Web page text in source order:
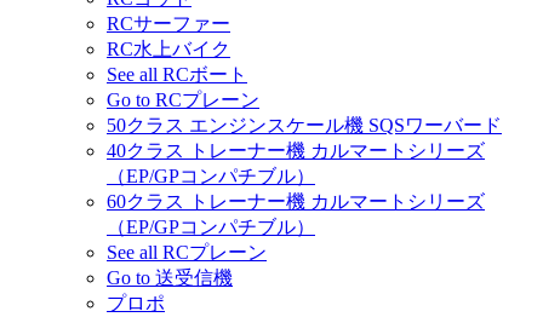
RCサーファー
RC水上バイク
See all RCボート
Go to RCプレーン
50クラス エンジンスケール機 SQSワーバード
40クラス トレーナー機 カルマートシリーズ
（EP/GPコンパチブル）
60クラス トレーナー機 カルマートシリーズ
（EP/GPコンパチブル）
See all RCプレーン
Go to 送受信機
プロポ